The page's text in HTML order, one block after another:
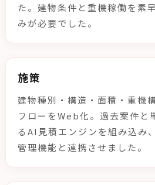
た。建物条件と重機稼働を素
みが必要でした。
施策
建物種別・構造・面積・重機
フローをWeb化。過去案件と
るAI見積エンジンを組み込み
管理機能と連携させました。